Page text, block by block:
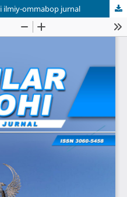
ilmiy-ommabop jurnal